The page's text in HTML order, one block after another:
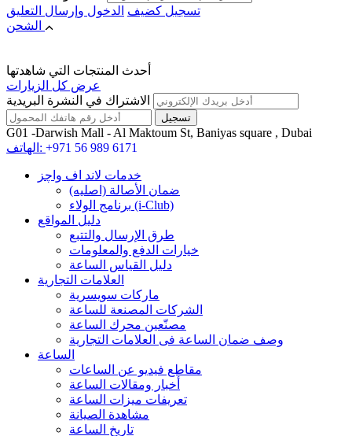
تسجيل كضيف الدخول وإرسال التعليق
أحدث المنتجات التي شاهدتها
عرض كل الزيارات
الاشتراك في النشرة البريدية
G01 -Darwish Mall - Al Maktoum St, Baniyas square , Dubai
الهاتف: +971 56 989 6171
خدمات لاند اف واچز
ضمان الأصالة (اصلیه)
برنامج الولاء (i-Club)
دليل المواقع
طرق الإرسال والتتبع
خيارات الدفع والمعلومات
دليل القياس الساعة
العلامات التجارية
ماركات سويسرية
الشركات المصنعة للساعة
مصنّعين محرك الساعة
وصف ضمان الساعة فی العلامات التجارية
الساعة
مقاطع فيديو عن الساعات
أخبار ومقالات الساعة
تعريفات ميزات الساعة
مشاهدة الصيانة
تاريخ الساعة